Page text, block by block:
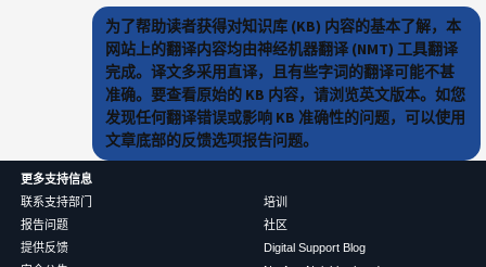
为了帮助读者获得对知识库 (KB) 内容的基本了解，本
网站上的翻译内容均由神经机器翻译 (NMT) 工具翻译
完成。译文多采用直译，且有些字词的翻译可能不甚
准确。要查看原始的 KB 内容，请浏览英文版本。如您
发现任何翻译错误或影响 KB 准确性的问题，可以使用
文章底部的反馈选项报告问题。
更多支持信息
联系支持部门
报告问题
提供反馈
培训
社区
Digital Support Blog